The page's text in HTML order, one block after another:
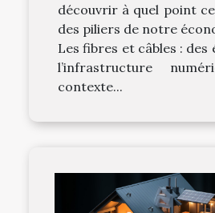
découvrir à quel point
des piliers de notre
Les fibres et câbles : des
l’infrastructure
contexte...